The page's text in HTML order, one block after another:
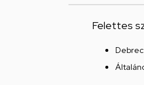
Felettes